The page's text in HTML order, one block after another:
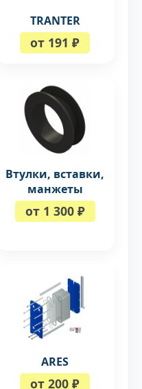
TRANTER
от 191 ₽
Втулки, вставки,
манжеты
от 1 300 ₽
ARES
от 200 ₽